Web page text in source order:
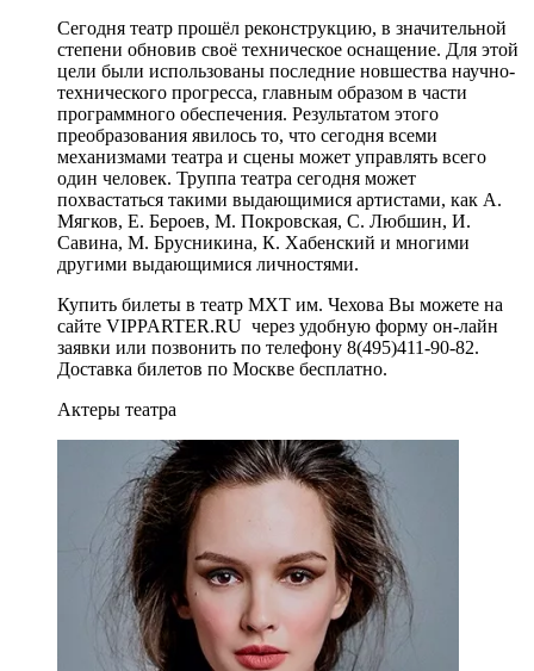
Сегодня театр прошёл реконструкцию, в значительной
степени обновив своё техническое оснащение. Для этой
цели были использованы последние новшества научно-
технического прогресса, главным образом в части
программного обеспечения. Результатом этого
преобразования явилось то, что сегодня всеми
механизмами театра и сцены может управлять всего
один человек. Труппа театра сегодня может
похвастаться такими выдающимися артистами, как А.
Мягков, Е. Бероев, М. Покровская, С. Любшин, И.
Савина, М. Брусникина, К. Хабенский и многими
другими выдающимися личностями.
Купить билеты в театр МХТ им. Чехова Вы можете на
сайте VIPPARTER.RU через удобную форму он-лайн
заявки или позвонить по телефону 8(495)411-90-82.
Доставка билетов по Москве бесплатно.
Актеры театра